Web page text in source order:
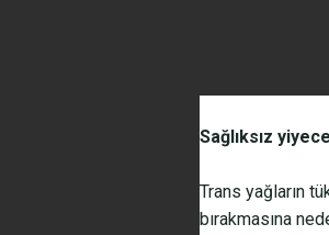
Sağlıksız
Trans yağların
bırakmasına